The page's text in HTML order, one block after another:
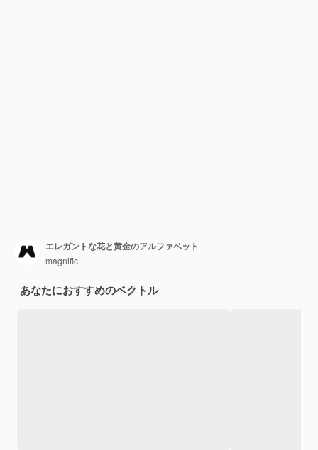
エレガントな花と黄金のアルファベット
magnific
あなたにおすすめのベクトル